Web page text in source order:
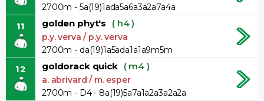
2700m - 5a(19)1ada5a6a3a2a7a4a
11 golden phyt's ( h4 )
p.y. verva / p.y. verva
2700m - da(19)1a5ada1a1a9m5m
12 goldorack quick ( m4 )
a. abrivard / m. esper
2700m - D4 - 8a(19)5a7a1a2a3a2a2a